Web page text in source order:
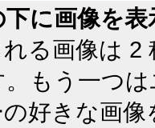
に画像を
る画像は
もう一つ
好きな画